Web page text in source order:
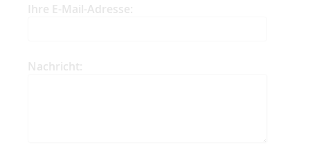
Ihre E-Mail-Adresse:
Nachricht: